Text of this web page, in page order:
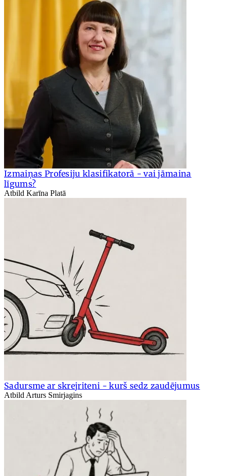
Izmaiņas Profesiju klasifikatorā - vai jāmaina
līgums?
Atbild Karīna Platā
Sadursme ar skrejriteni - kurš sedz zaudējumus
Atbild Arturs Smirjagins